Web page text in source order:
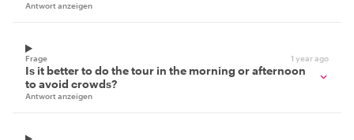
Antwort anzeigen
Frage 1 year ago
Is it better to do the tour in the morning or afternoon
to avoid crowds?
Antwort anzeigen